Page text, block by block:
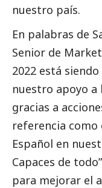
nuestro país.
En palabras de
Senior de
2022 está
nuestro apoyo a
gracias a
referencia como
Español en
Capaces de
para mejorar el